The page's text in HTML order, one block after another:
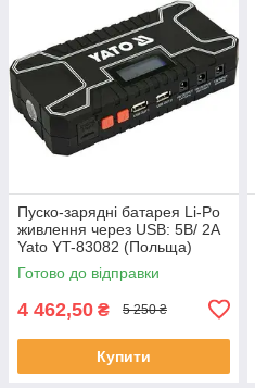
Пуско-зарядні батарея Li-Po
живлення через USB: 5В/ 2А
Yato YT-83082 (Польща)
Готово до відправки
4 462,50 ₴ 5 250 ₴
Купити